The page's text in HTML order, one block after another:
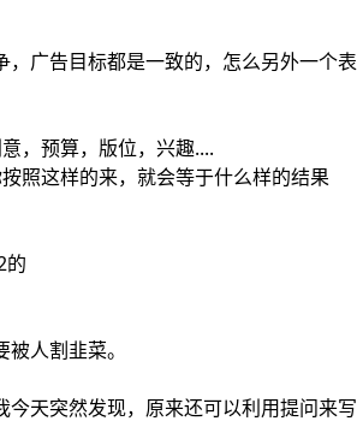
广告目标都是一致的，怎么另外一个
，预算，版位，兴趣....
照这样的来，就会等于什么样的结果
的
人割韭菜。
天突然发现，原来还可以利用提问来